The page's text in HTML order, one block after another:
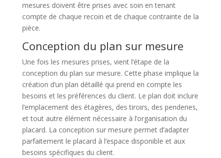
mesures doivent être prises avec soin en tenant
compte de chaque recoin et de chaque contrainte de la
pièce.
Conception du plan sur mesure
Une fois les mesures prises, vient l’étape de la
conception du plan sur mesure. Cette phase implique la
création d’un plan détaillé qui prend en compte les
besoins et les préférences du client. Le plan doit inclure
l’emplacement des étagères, des tiroirs, des penderies,
et tout autre élément nécessaire à l’organisation du
placard. La conception sur mesure permet d’adapter
parfaitement le placard à l’espace disponible et aux
besoins spécifiques du client.